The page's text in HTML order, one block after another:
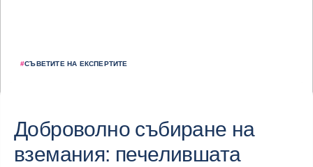
#СЪВЕТИТЕ НА ЕКСПЕРТИТЕ
Доброволно събиране на
вземания: печелившата